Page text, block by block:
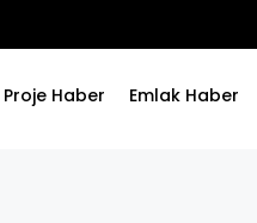
Proje Haber Emlak Haber